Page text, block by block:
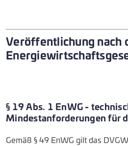
Veröffentlichung nach
§ 19 Abs. 1 EnWG -
Mindestanforderungen für
Gemäß § 49 EnWG gilt das